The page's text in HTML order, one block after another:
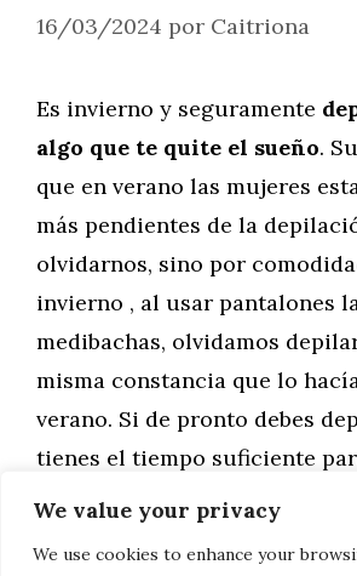
We value your privacy
We use cookies to enhance your
16/03/2024 por Caitriona
Es invierno y seguramente
algo que te quite el sueño.
que en verano las mujeres
más pendientes de la
olvidarnos, sino por
invierno , al usar pantalones
medibachas, olvidamos
misma constancia que lo
verano. Si de pronto debes
tienes el tiempo suficiente
presta atención a estos